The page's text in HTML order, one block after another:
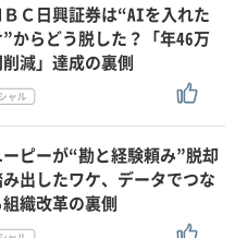
ＢＣ日興証券は“AIを入れた
からどう脱した？「年46万
減」達成の裏側
ピーが“勘と経験頼み”脱却
出したワケ、データでつな
織改革の裏側